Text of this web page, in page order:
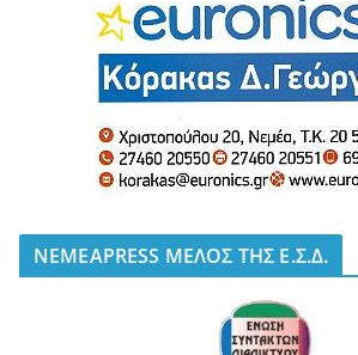
NEMEAPRESS ΜΕΛΟΣ ΤΗΣ Ε.Σ.Δ.